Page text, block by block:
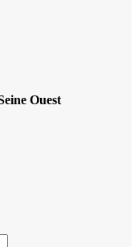
Ouest